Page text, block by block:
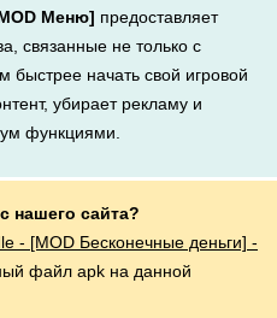
Меню] предоставляет
связанные не только с
быстрее начать свой игровой
убирает рекламу и
функциями.
нашего сайта?
- [MOD Бесконечные деньги] -
файл apk на данной